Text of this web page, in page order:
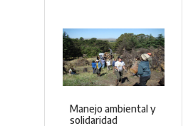
Manejo ambiental y
solidaridad